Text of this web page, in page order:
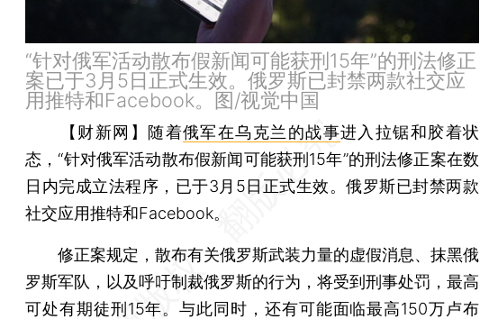
“针对俄军活动散布假新闻可能获刑15年”的刑法修正
案已于3月5日正式生效。俄罗斯已封禁两款社交应
用推特和Facebook。图/视觉中国
【财新网】 随着俄军在乌克兰的战事进入拉锯和胶着状
态，“针对俄军活动散布假新闻可能获刑15年”的刑法修正案在数
日内完成立法程序，已于3月5日正式生效。俄罗斯已封禁两款
社交应用推特和Facebook。
修正案规定，散布有关俄罗斯武装力量的虚假消息、抹黑俄
罗斯军队，以及呼吁制裁俄罗斯的行为，将受到刑事处罚，最高
可处有期徒刑15年。与此同时，还有可能面临最高150万卢布